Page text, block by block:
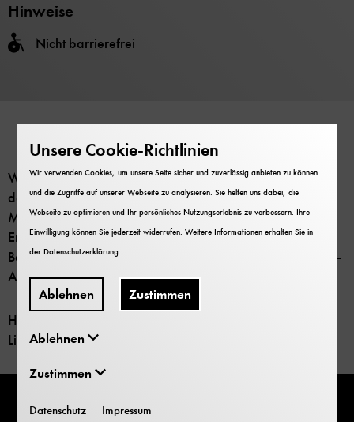
Hinweise
Nicht barrierefrei
Wir streamen Führungen durch verschiedene Abteilungen
des Deutschen Museums live. Heute zeigt
Museumsmitarbeiterin Anna-Lena Kämper Moderator
Emanuel Pavel, stellvertretend für alle Besucherinnen und
Besucher, ein paar echt coole Höhepunkte aus der Physik-
Abteilung.
Hier geht es zum
Livestream:https://youtu.be/BF1NEyPPOAk
Unsere Cookie-Richtlinien
Wir verwenden Cookies, um unsere Seite sicher und zuverlässig anbieten zu können
und die Zugriffe auf unserer Webseite zu analysieren. Sie helfen uns dabei, die
Webseite zu optimieren und Ihr persönliches Nutzungserlebnis zu verbessern. Ihre
Einwilligung können Sie jederzeit widerrufen. Weitere Informationen erhalten Sie in
derDatenschutzerklärung
Ablehnen Zustimmen
Ablehnen
Zustimmen
Datenschutz Impressum